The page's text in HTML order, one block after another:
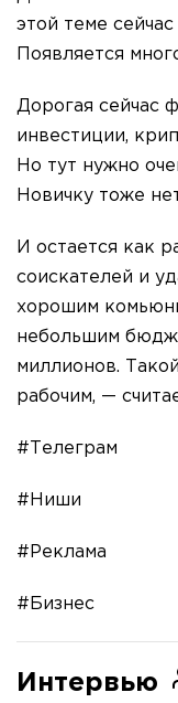
этой теме
Появляется
Дорогая сейчас
инвестиции,
Но тут нужно
Новичку тоже
И остается как
соискателей и
хорошим
небольшим
миллионов.
рабочим, —
#Телеграм
#Ниши
#Реклама
#Бизнес
Интервью